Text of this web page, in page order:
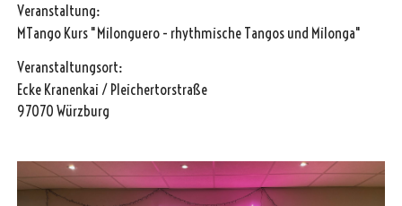
Veranstaltung:
MTango Kurs "Milonguero - rhythmische Tangos und Milonga"
Veranstaltungsort:
Ecke Kranenkai / Pleichertorstraße
97070 Würzburg